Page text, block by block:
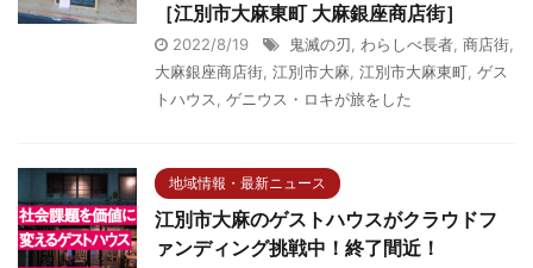
［江別市大麻東町 大麻銀座商店街］
2022/8/19 鬼滅の刃, わらしべ長者, 商店街,
大麻銀座商店街, 江別市大麻, 江別市大麻東町, ゲス
トハウス, ゲニウス・ロキが旅をした
地域情報・最新ニュース
江別市大麻のゲストハウスがクラウドフ
ァンディング挑戦中！終了間近！